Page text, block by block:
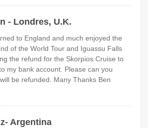
- Londres, U.K.
to England and much enjoyed the
of the World Tour and Iguassu Falls
the refund for the Skorpios Cruise to
my bank account. Please can you
be refunded. Many Thanks Ben
Argentina